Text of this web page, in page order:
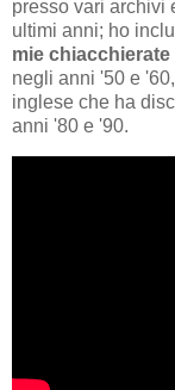
presso vari archivi
ultimi anni; ho
mie
negli anni '50 e '60,
inglese che ha
anni '80 e '90.